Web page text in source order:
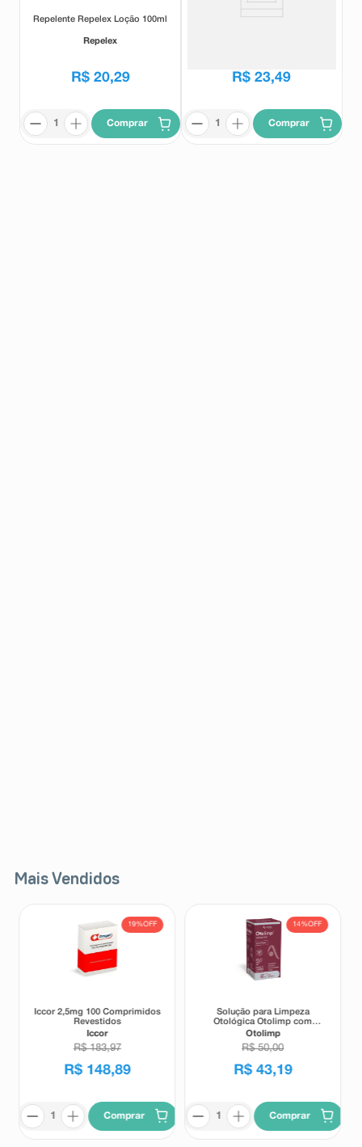
Repelente Repelex Loção 100ml
Repelex
R$ 20,29
Comprar
Repelente de Insetos Super
R$ 23,49
Comprar
Mais Vendidos
19%OFF
Iccor 2,5mg 100 Comprimidos
Revestidos
Iccor
R$ 183,97
R$ 148,89
Comprar
14%OFF
Solução para Limpeza
Otológica Otolimp com
Gotejador 2ml
Otolimp
R$ 50,00
R$ 43,19
Comprar